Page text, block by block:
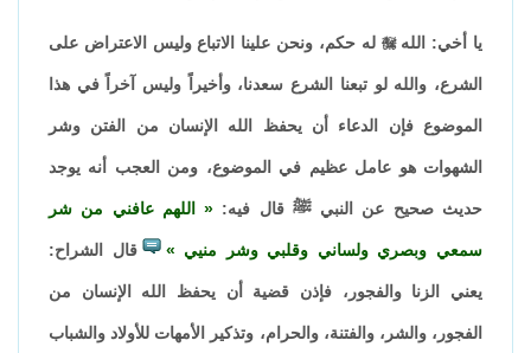
يا أخي: الله له حكم، ونحن علينا الاتباع وليس الاعتراض على
الشرع، والله لو تبعنا الشرع سعدنا، وأخيراً وليس آخراً في هذا
الموضوع فإن الدعاء أن يحفظ الله الإنسان من الفتن وشر
الشهوات هو عامل عظيم في الموضوع، ومن العجب أنه يوجد
حديث صحيح عن النبي ﷺ قال فيه: اللهم عافني من شر
سمعي وبصري ولساني وقلبي وشر منيي قال الشراح:
يعني الزنا والفجور، فإذن قضية أن يحفظ الله الإنسان من
الفجور، والشر، والفتنة، والحرام، وتذكير الأمهات للأولاد والشباب